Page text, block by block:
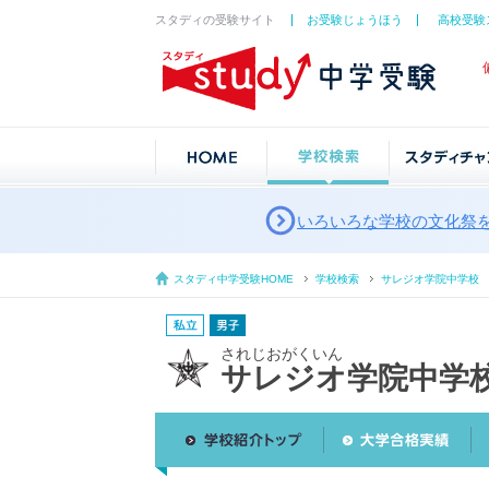
スタディの受験サイト お受験じょうほう 高校受験
いろいろな学校の文化祭
スタディ中学受験HOME 学校検索 サレジオ学院中学校
されじおがくいん
サレジオ学院中学